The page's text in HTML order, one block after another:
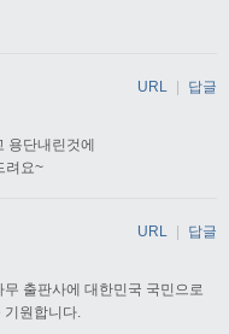
용단내린것에
려요~
URL 답글
출판사에 대한민국 국민으로
기원합니다.
URL 답글